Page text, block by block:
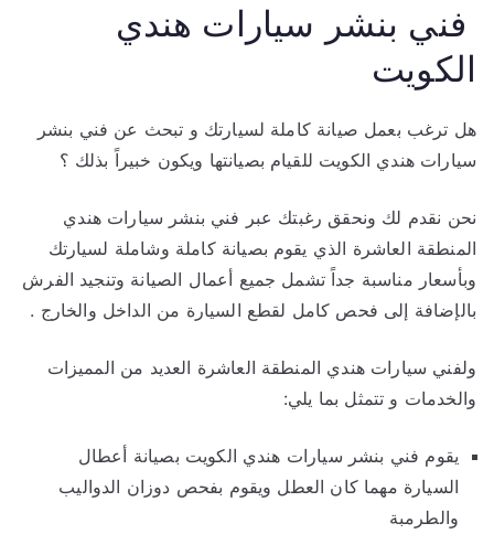
فني بنشر سيارات هندي
الكويت
هل ترغب بعمل صيانة كاملة لسيارتك و تبحث عن فني بنشر
سيارات هندي الكويت للقيام بصيانتها ويكون خبيراً بذلك ؟
نحن نقدم لك ونحقق رغبتك عبر فني بنشر سيارات هندي
المنطقة العاشرة الذي يقوم بصيانة كاملة وشاملة لسيارتك
وبأسعار مناسبة جداً تشمل جميع أعمال الصيانة وتنجيد الفرش
بالإضافة إلى فحص كامل لقطع السيارة من الداخل والخارج .
ولفني سيارات هندي المنطقة العاشرة العديد من المميزات
والخدمات و تتمثل بما يلي:
يقوم فني بنشر سيارات هندي الكويت بصيانة أعطال
السيارة مهما كان العطل ويقوم بفحص دوزان الدواليب
والطرمبة